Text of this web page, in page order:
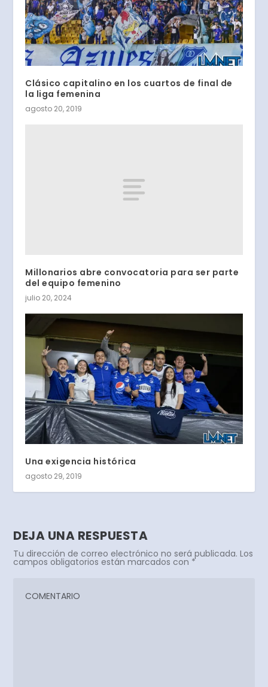
Clásico capitalino en los cuartos de final de
la liga femenina
agosto 20, 2019
Millonarios abre convocatoria para ser parte
del equipo femenino
julio 20, 2024
Una exigencia histórica
agosto 29, 2019
DEJA UNA RESPUESTA
Tu dirección de correo electrónico no será publicada. Los
campos obligatorios están marcados con *